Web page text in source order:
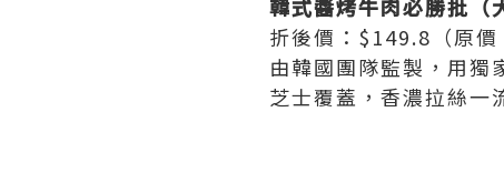
韓式醬烤牛肉必勝批（
折後價：$149.8（原價
由韓國團隊監製，用獨
芝士覆蓋，香濃拉絲一